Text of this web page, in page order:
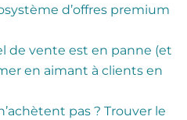
d’offres premium
de vente est en panne (et
en aimant à clients en
pas ? Trouver le